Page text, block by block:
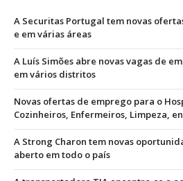
A Securitas Portugal tem novas
e em várias áreas
A Luís Simões abre novas vagas de
em vários distritos
Novas ofertas de emprego para o
Cozinheiros, Enfermeiros, Limpeza,
A Strong Charon tem novas
aberto em todo o país